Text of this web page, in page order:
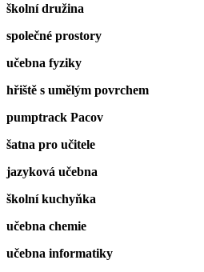
školní družina
společné prostory
učebna fyziky
hřiště s umělým povrchem
pumptrack Pacov
šatna pro učitele
jazyková učebna
školní kuchyňka
učebna chemie
učebna informatiky